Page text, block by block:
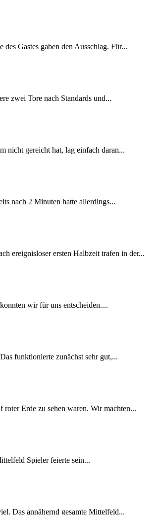
Gastes gaben den Ausschlag. Für...
zwei Tore nach Standards und...
nicht gereicht hat, lag einfach daran...
nach 2 Minuten hatte allerdings...
ereignisloser ersten Halbzeit trafen in der...
wir für uns entscheiden....
funktionierte zunächst sehr gut,...
Erde zu sehen waren. Wir machten...
Spieler feierte sein...
Das annähernd gesamte Mittelfeld...